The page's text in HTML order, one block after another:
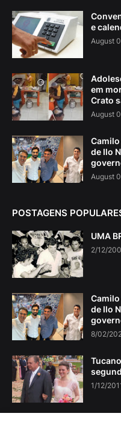
e
August
em
Crato
August
de Ilo
August
POSTAGENS
UMA
2/12/
de Ilo
8/02/
1/12/